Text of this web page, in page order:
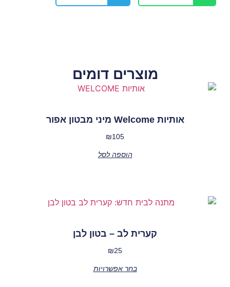
מוצרים דומים
אותיות Welcome מיני מבטון אפור
₪105
הוספה לסל
קערית לב – בטון לבן
₪25
בחר אפשרויות